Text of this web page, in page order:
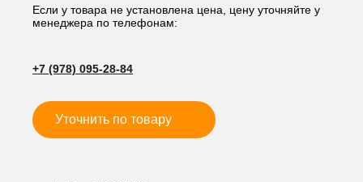
50*180*290,
мм
Если у товара не установлена цена, цену уточняйте у
менеджера по телефонам:
+7 (978) 095-28-84
Уточнить по товару